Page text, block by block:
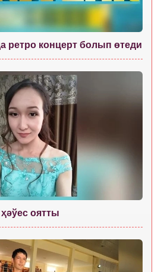
ретро концерт болып өтеди
оятты